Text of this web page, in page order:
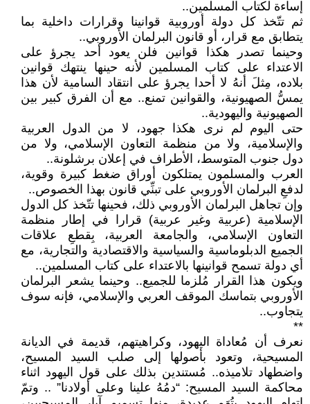
إساءة لكتاب المسلمين..
ثم تتّخذ كل دولة أوروبية قوانينا وقرارات داخلية بما
يتطابق مع قرار، أو قانون البرلمان الأوروبي..
وحينما تصدر هكذا قوانين فلن يعود أحد يجرؤ على
الاعتداء على كتاب المسلمين لأنه حينها ينتهك قوانين
بلاده، مِثلَ أنهُ لا أحدا يجرؤ على انتقاد السامية لأن هذا
يمسُّ الصهيونية، والقوانين تمنع.. مع أن الفرق كبير بين
الصهيونية واليهودية..
حتى اليوم لم نرى هكذا جهود، لا من الدول العربية
والإسلامية، ولا من منظمة التعاون الإسلامي، ولا من
دول جنوب المتوسط، الأطراف في إعلان برشلونة..
العرب والمسلمون يمتلكون أوراق ضغط كبيرة وقوية،
لدفعِ البرلمان الأوروبي على تبنِّي قانون بهذا الخصوص..
وإن تجاهل البرلمان الأوروبي ذلك، فحينها تتّخذ كل الدول
الإسلامية (عربية وغير عربية) قرارا في إطار منظمة
التعاون الإسلامي، والجامعة العربية، بِقطعِ علاقات
الجميع الدبلوماسية والسياسية والاقتصادية والتجارية، مع
أي دولة تسمح قوانينها بالاعتداء على كتاب المسلمين..
ويكون هذا القرار مُلزما للجميع.. وحينما يشعر البرلمان
الأوروبي بتماسك الموقف العربي والإسلامي، فإنه سوف
يتجاوب..
**
نعرف أن مُعاداة اليهود، وكراهيتهم، قديمة في الديانة
المسيحية، وتعود بأصولها إلى صلب السيد المسيح،
واضطهاد تلاميذه.. مُستندين بذلك على قول اليهود اثناء
محاكمة السيد المسيح: “دمُهُ علينا وعلى أولادنا” .. وتمّ